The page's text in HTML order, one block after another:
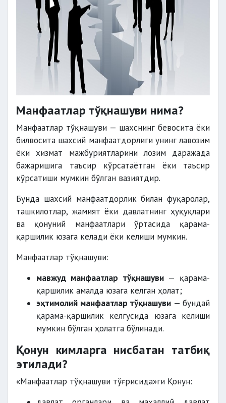
Манфаатлар тўқнашуви нима?
Манфаатлар тўқнашуви — шахснинг бевосита ёки
билвосита шахсий манфаатдорлиги унинг лавозим
ёки хизмат мажбуриятларини лозим даражада
бажаришига таъсир кўрсатаётган ёки таъсир
кўрсатиши мумкин бўлган вазиятдир.
Бунда шахсий манфаатдорлик билан фуқаролар,
ташкилотлар, жамият ёки давлатнинг ҳуқуқлари
ва қонуний манфаатлари ўртасида қарама-
қаршилик юзага келади ёки келиши мумкин.
Манфаатлар тўқнашуви:
мавжуд манфаатлар тўқнашуви— қарама-
қаршилик амалда юзага келган ҳолат;
эҳтимолий манфаатлар тўқнашуви — бундай
қарама-қаршилик келгусида юзага келиши
мумкин бўлган ҳолатга бўлинади.
Қонун кимларга нисбатан татбиқ
этилади?
«Манфаатлар тўқнашуви тўғрисида»ги Қонун: